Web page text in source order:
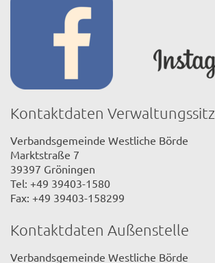
Kontaktdaten Verwaltungssitz
Verbandsgemeinde Westliche Börde
Marktstraße 7
39397 Gröningen
Tel: +49 39403-1580
Fax: +49 39403-158299
Kontaktdaten Außenstelle
Verbandsgemeinde Westliche Börde